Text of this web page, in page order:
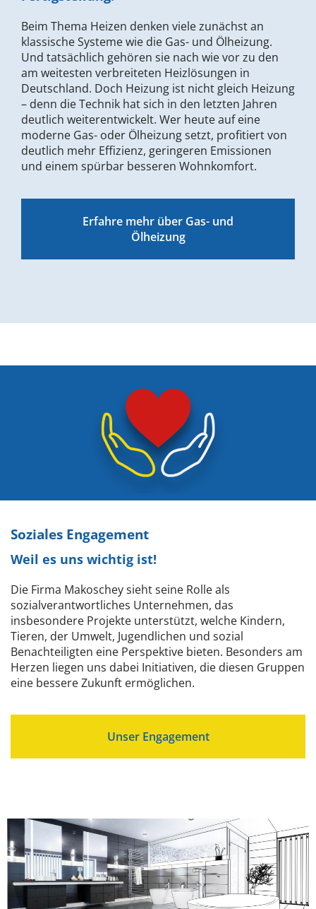
Beim Thema Heizen denken viele zunächst an
klassische Systeme wie die Gas- und Ölheizung.
Und tatsächlich gehören sie nach wie vor zu den
am weitesten verbreiteten Heizlösungen in
Deutschland. Doch Heizung ist nicht gleich Heizung
– denn die Technik hat sich in den letzten Jahren
deutlich weiterentwickelt. Wer heute auf eine
moderne Gas- oder Ölheizung setzt, profitiert von
deutlich mehr Effizienz, geringeren Emissionen
und einem spürbar besseren Wohnkomfort.
Erfahre mehr über Gas- und
Ölheizung
Soziales Engagement
Weil es uns wichtig ist!
Die Firma Makoschey sieht seine Rolle als
sozialverantwortliches Unternehmen, das
insbesondere Projekte unterstützt, welche Kindern,
Tieren, der Umwelt, Jugendlichen und sozial
Benachteiligten eine Perspektive bieten. Besonders am
Herzen liegen uns dabei Initiativen, die diesen Gruppen
eine bessere Zukunft ermöglichen.
Unser Engagement